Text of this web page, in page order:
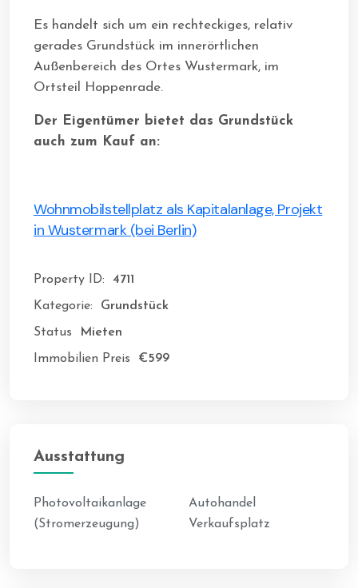
Es handelt sich um ein rechteckiges, relativ
gerades Grundstück im innerörtlichen
Außenbereich des Ortes Wustermark, im
Ortsteil Hoppenrade.
Der Eigentümer bietet das Grundstück
auch zum Kauf an:
Wohnmobilstellplatz als Kapitalanlage, Projekt
in Wustermark (bei Berlin)
Property ID: 4711
Kategorie: Grundstück
Status Mieten
Immobilien Preis €599
Ausstattung
Photovoltaikanlage
(Stromerzeugung)
Autohandel
Verkaufsplatz